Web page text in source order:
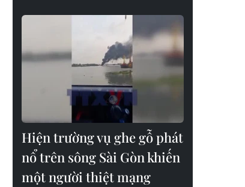
Hiện trường vụ ghe gỗ phát
nổ trên sông Sài Gòn khiến
một người thiệt mạng